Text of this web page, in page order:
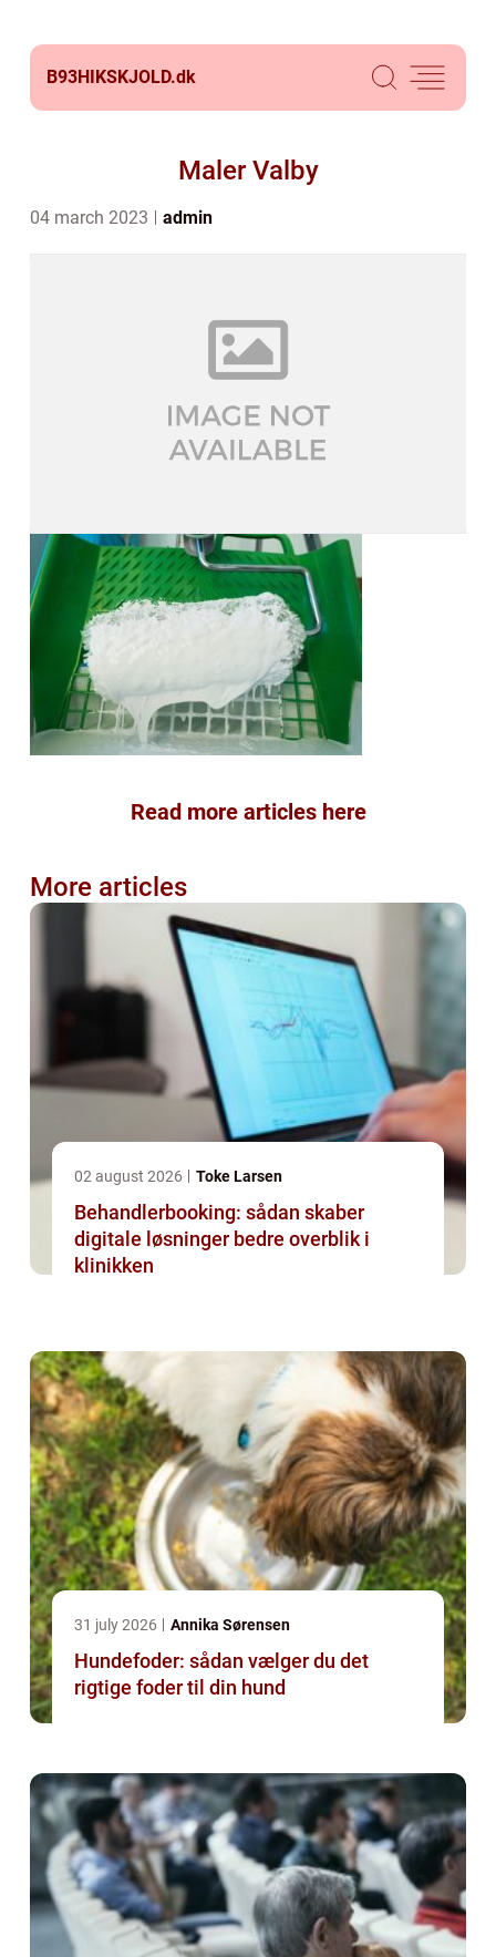
B93HIKSKJOLD.dk
Maler Valby
04 march 2023 admin
Read more articles here
More articles
02 august 2026 Toke Larsen
Behandlerbooking: sådan skaber
digitale løsninger bedre overblik i
klinikken
31 july 2026 Annika Sørensen
Hundefoder: sådan vælger du det
rigtige foder til din hund